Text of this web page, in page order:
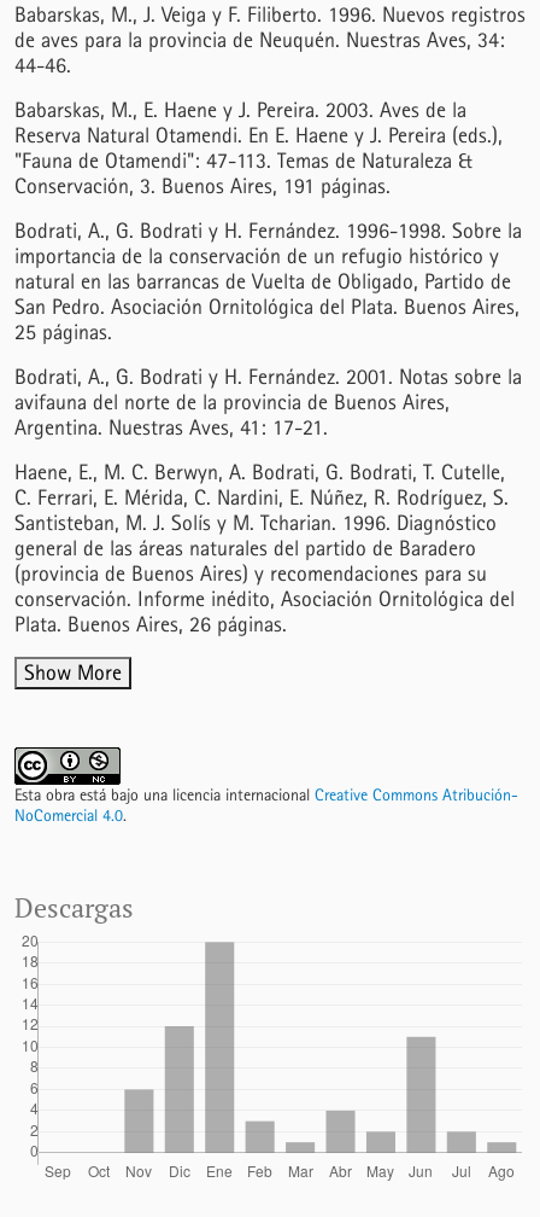
Babarskas, M., J. Veiga y F. Filiberto. 1996. Nuevos registros
de aves para la provincia de Neuquén. Nuestras Aves, 34:
44-46.
Babarskas, M., E. Haene y J. Pereira. 2003. Aves de la
Reserva Natural Otamendi. En E. Haene y J. Pereira (eds.),
"Fauna de Otamendi": 47-113. Temas de Naturaleza &
Conservación, 3. Buenos Aires, 191 páginas.
Bodrati, A., G. Bodrati y H. Fernández. 1996-1998. Sobre la
importancia de la conservación de un refugio histórico y
natural en las barrancas de Vuelta de Obligado, Partido de
San Pedro. Asociación Ornitológica del Plata. Buenos Aires,
25 páginas.
Bodrati, A., G. Bodrati y H. Fernández. 2001. Notas sobre la
avifauna del norte de la provincia de Buenos Aires,
Argentina. Nuestras Aves, 41: 17-21.
Haene, E., M. C. Berwyn, A. Bodrati, G. Bodrati, T. Cutelle,
C. Ferrari, E. Mérida, C. Nardini, E. Núñez, R. Rodríguez, S.
Santisteban, M. J. Solís y M. Tcharian. 1996. Diagnóstico
general de las áreas naturales del partido de Baradero
(provincia de Buenos Aires) y recomendaciones para su
conservación. Informe inédito, Asociación Ornitológica del
Plata. Buenos Aires, 26 páginas.
Show More
Esta obra está bajo una licencia internacional Creative Commons Atribución-
NoComercial 4.0.
Descargas